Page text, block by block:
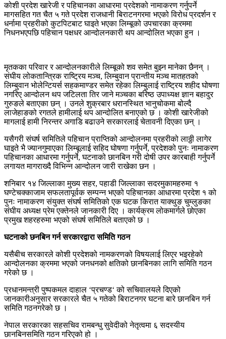
कोशी प्रदेश खारेजी र पहिचानका आधारमा प्रदेशको नामाकरण गर्नुपर्ने
मागसहित गत चैत ५ गते प्रदेश राजधानी बिराटनगरमा भएको विरोध प्रदर्शन र
धर्नामा प्रहरीको कुटपिटबाट घाइते भएका लिम्बूको उपचारका क्रममा
निधनभएपछि पहिचान पक्षधर आन्दोलनकारी थप आन्दोलित भएका हुन ।
मृतकका परिवार र आन्दोलनकारीले लिम्बूको शव समेत बुझ्न मानेका छैनन् ।
संघीय लोकतान्त्रिक राष्ट्रिय मञ्च, लिम्बुवान प्रान्तीय मञ्च मातहतको
लिम्बुवान भोलेन्टियर्स सहकमाण्डर समेत रहेका लिम्बुलाई राष्ट्रिय शहीद घोषणा
नगरिए आन्दोलन थप जटिलता तिर जाने मञ्चका बरिष्ठ उपाध्यक्ष ज्ञान बहादुर
गुरुङले बताएका छन् । उनले शुक्रबार धरानस्थित भानुचोकमा बोल्दै
लाजेहाङको रगतले हामीलाई थप आन्दोलित बनाएको छ । कोशी खारेजीको
मागलाई हामी निरन्तर अगाडि बढाउने सरकारलाई चेतावनी दिएका छन् ।
यसैगरी संघर्ष समितिले पहिचान प्राप्तिको आन्दोलनमा प्रहरीको लाठ्ठी लागेर
घाइते भै ज्यानगुमाएका लिम्बूलाई सहिद घोषणा गर्नुपर्ने, प्रदेशको पुनः नामाकरण
पहिचानका आधारमा गर्नुपर्ने, घटनाको छानबिन गरी दोषी उपर कारबाही गर्नुपर्ने
लगायत मागराख्दै विभिन्न आन्दोलन जारी राखेका छन ।
शनिबार १४ जिल्लाका मुख्य सहर, पहाडी जिल्लाका सदरमुकामहरुमा १
घण्टेचक्काजाम सफलतापूर्वक सम्पन्न भएको पहिचानका आधारमा प्रदेश १ को
पुनः नामाकरण संयुक्त संघर्ष समितिको एक घटक किरात याक्थुङ चुम्लुङका
संघीय अध्यक्ष प्रेम एक्तेनले जानकारी दिए । कार्यक्रम लोकमार्गले छोएका
प्रमुख शहरहरुमा भएको संघर्ष समितिले बताएको छ ।
घटनाको छनबिन गर्न सरकारद्वारा समिति गठन
यसैबीच सरकारले कोशी प्रदेशको नामकरणको विषयलाई लिएर भइरहेको
आन्दोलनका क्रममा भएको जनधनको क्षतिको छानबिनका लागि समिति गठन
गरेको छ ।
प्रधानमन्त्री पुष्पकमल दाहाल ‘प्रचण्ड‘ को सचिवालयले दिएको
जानकारीअनुसार सरकारले चैत ५ गतेको बिराटनगर घटना बारे छानबिन गर्न
समिति गठनगरेको छ ।
नेपाल सरकारका सहसचिव रामबन्धु सुवेदीको नेतृत्वमा ६ सदस्यीय
छानबिनसमिति गठन गरिएको हो ।